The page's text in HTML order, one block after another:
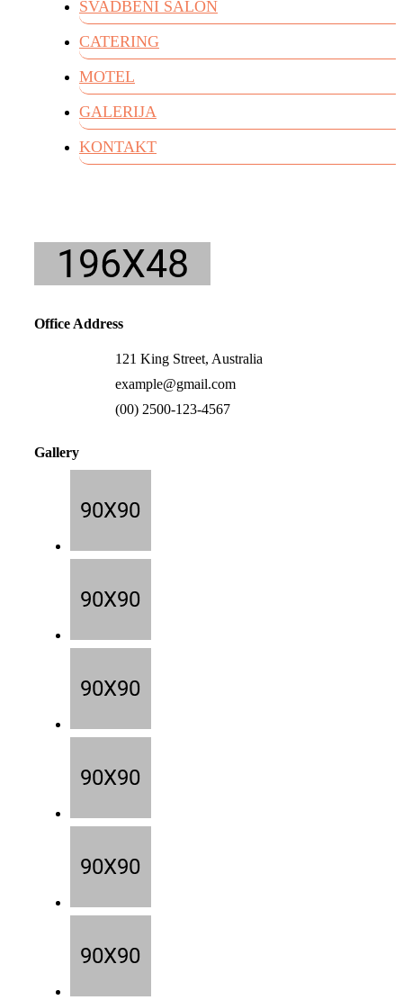
SVADBENI SALON
CATERING
MOTEL
GALERIJA
KONTAKT
Office Address
121 King Street, Australia
example@gmail.com
(00) 2500-123-4567
Gallery